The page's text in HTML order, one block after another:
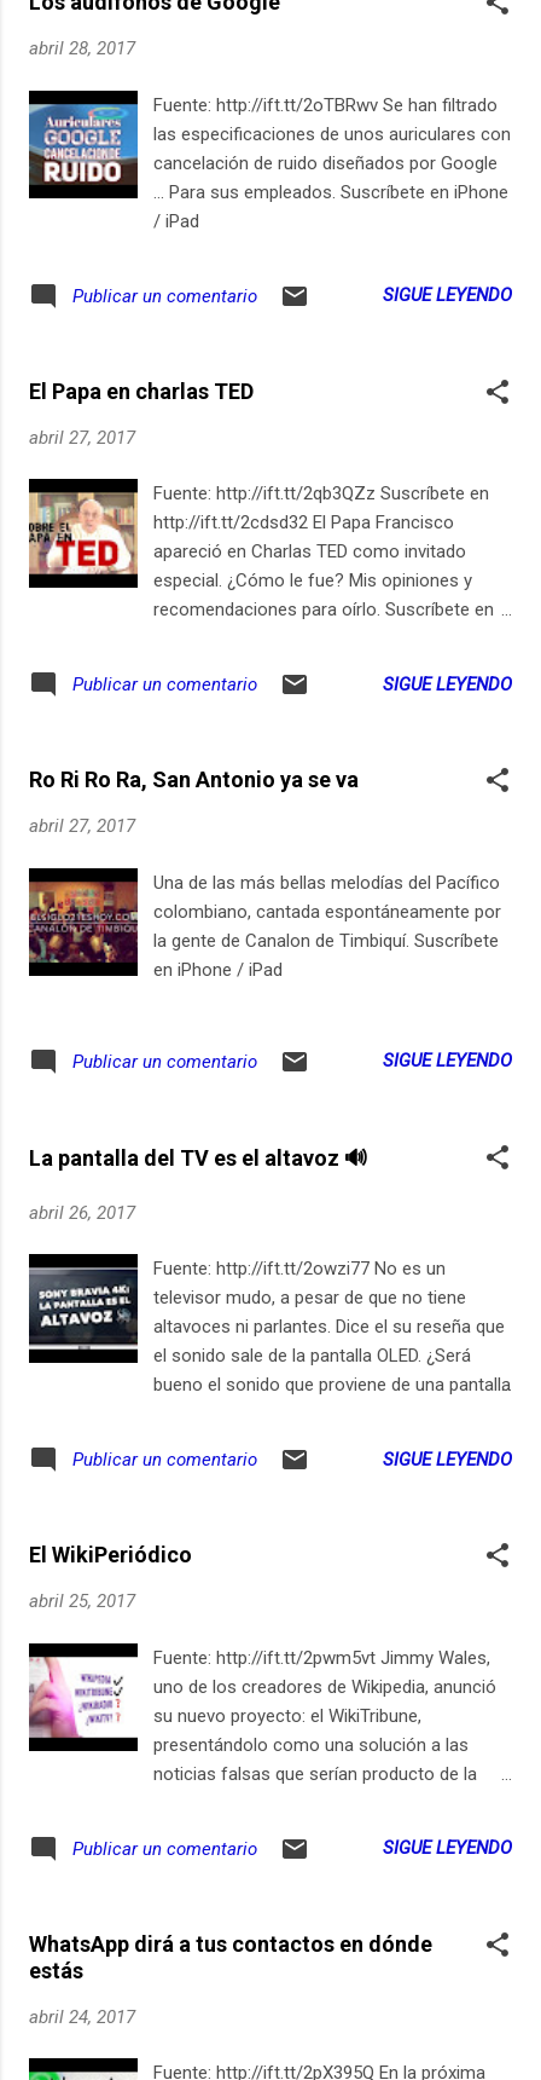
abril 28, 2017
Fuente: http://ift.tt/2oTBRwv Se han filtrado
las especificaciones de unos auriculares con
cancelación de ruido diseñados por Google
... Para sus empleados. Suscríbete en iPhone
/ iPad
Publicar un comentario SIGUE LEYENDO
El Papa en charlas TED
abril 27, 2017
Fuente: http://ift.tt/2qb3QZz Suscríbete en
http://ift.tt/2cdsd32 El Papa Francisco
apareció en Charlas TED como invitado
especial. ¿Cómo le fue? Mis opiniones y
recomendaciones para oírlo. Suscríbete en
Publicar un comentario SIGUE LEYENDO
Ro Ri Ro Ra, San Antonio ya se va
abril 27, 2017
Una de las más bellas melodías del Pacífico
colombiano, cantada espontáneamente por
la gente de Canalon de Timbiquí. Suscríbete
en iPhone / iPad
Publicar un comentario SIGUE LEYENDO
La pantalla del TV es el altavoz 🔊
abril 26, 2017
Fuente: http://ift.tt/2owzi77 No es un
televisor mudo, a pesar de que no tiene
altavoces ni parlantes. Dice el su reseña que
el sonido sale de la pantalla OLED. ¿Será
bueno el sonido que proviene de una pantalla
iPhone / iPad
Publicar un comentario SIGUE LEYENDO
El WikiPeriódico
abril 25, 2017
Fuente: http://ift.tt/2pwm5vt Jimmy Wales,
uno de los creadores de Wikipedia, anunció
su nuevo proyecto: el WikiTribune,
presentándolo como una solución a las
noticias falsas que serían producto de la
Publicar un comentario SIGUE LEYENDO
WhatsApp dirá a tus contactos en dónde
estás
abril 24, 2017
Fuente: http://ift.tt/2pX395Q En la próxima